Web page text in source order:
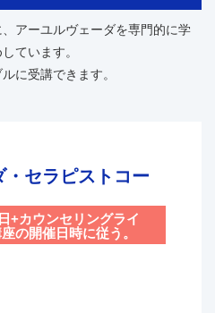
から色々な情報をキャッチ
。
なのかどうか見分けられる
プロのセラピストとしての
は勉強したけれど、それを
ス方法を知りたい方。
てもっと知りたい方。
をマネジメントする方法を
考えている方にオススメの
2人１組で交代しながら実
時間で進行していきます。
時間/1人）
（4時間/1人）
間/1人）
間/1人）
アーユルヴェーダを専門的に学
ています。
に受講できます。
・セラピストコー
+カウンセリングライ
の開催日時に従う。